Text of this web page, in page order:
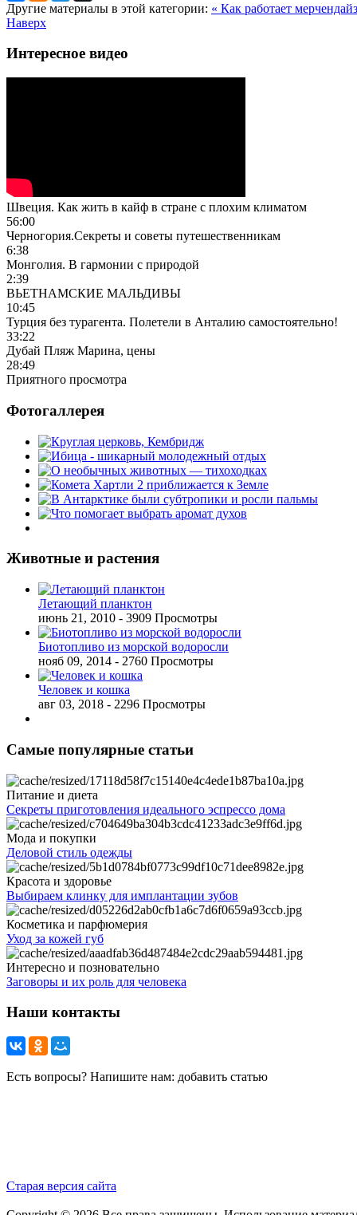
Другие материалы в этой категории: « Как работает
Наверх
Интересное видео
Швеция. Как жить в кайф в стране с плохим климатом
56:00
Черногория.Секреты и советы путешественникам
6:38
Монголия. В гармонии с природой
2:39
ВЬЕТНАМСКИЕ МАЛЬДИВЫ
10:45
Турция без турагента. Полетели в Анталию самостоятельно!
33:22
Дубай Пляж Марина, цены
28:49
Приятного просмотра
Фотогаллерея
Животные и растения
Летающий планктон
июнь 21, 2010 - 3909 Просмотры
Биотопливо из морской водоросли
нояб 09, 2014 - 2760 Просмотры
Человек и кошка
авг 03, 2018 - 2296 Просмотры
Самые популярные статьи
Питание и диета
Секреты приготовления идеального эспрессо дома
Мода и покупки
Деловой стиль одежды
Красота и здоровье
Выбираем клинку для имплантации зубов
Косметика и парфюмерия
Уход за кожей губ
Интересно и позновательно
Заговоры и их роль для человека
Наши контакты
Есть вопросы? Напишите нам: добавить статью
Старая версия сайта